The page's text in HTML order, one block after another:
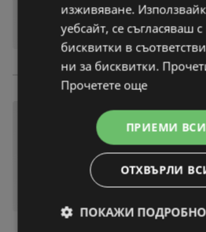
изживяване.
уебсайт, се съгласяваш
бисквитки в
ни за бисквитки.
Прочетете още
ПРИЕМИ
ОТХВЪРЛИ
ПОКАЖИ